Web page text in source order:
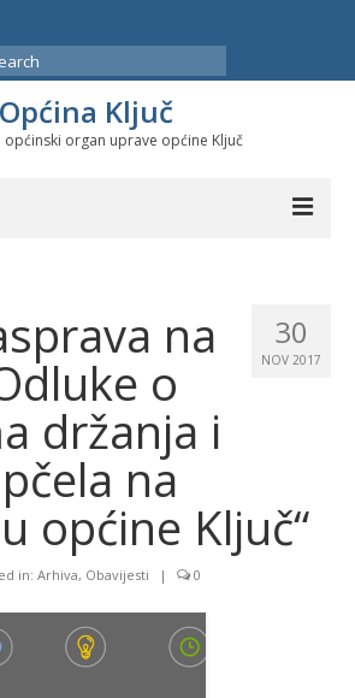
Općina Ključ
općinski organ uprave općine Ključ
i manifestacije
efikasnosti u stambenom
30
NOV 2017
na
o
držanja i
na
općine Ključ“
in: Arhiva, Obavijesti | 0